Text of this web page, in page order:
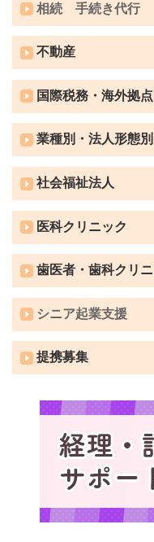
相続 手続き代行
不動産
国際税務・海外拠点
業種別・法人形態別
社会福祉法人
医科クリニック
歯医者・歯科クリ
シニア起業支援
提携募集